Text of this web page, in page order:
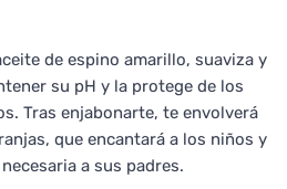
de espino amarillo, suaviza y
su pH y la protege de los
Tras enjabonarte, te envolverá
que encantará a los niños y
a sus padres.